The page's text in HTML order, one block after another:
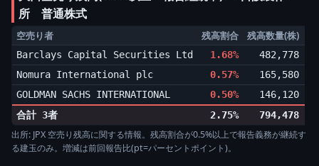
所 普通株式
空売り者 残高割合 残高数量(株)
Barclays Capital Securities Ltd 1.68% 482,778
Nomura International plc
0.57% 165,580
GOLDMAN SACHS INTERNATIONAL
0.50% 146,120
合計 3者
2.75% 794,478
出所: JPX 空売り残高に関する情報。残高割合が0.5%以上で報告義務が継続す
る建玉のみ。増減は前回報告比(pt=パーセントポイント)。